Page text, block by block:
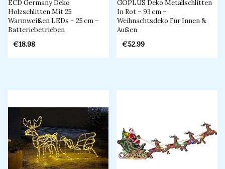
ECD Germany Deko
Holzschlitten Mit 25
Warmweißen LEDs – 25 Cm –
Batteriebetrieben​
€18.98
GOPLUS Deko Metallschlitten
In Rot – 93 Cm –
Weihnachtsdeko Für Innen &
Außen​
€52.99